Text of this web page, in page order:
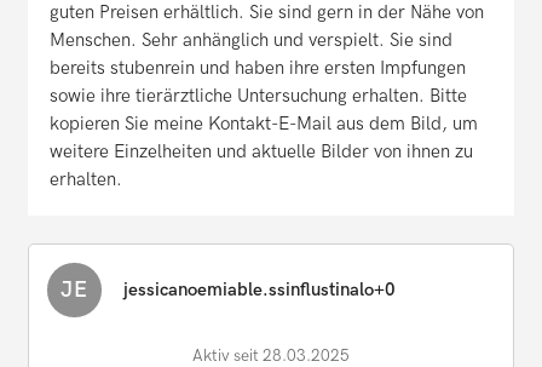
guten Preisen erhältlich. Sie sind gern in der Nähe von
Menschen. Sehr anhänglich und verspielt. Sie sind
bereits stubenrein und haben ihre ersten Impfungen
sowie ihre tierärztliche Untersuchung erhalten. Bitte
kopieren Sie meine Kontakt-E-Mail aus dem Bild, um
weitere Einzelheiten und aktuelle Bilder von ihnen zu
erhalten.
JE jessicanoemiable.ssinflustinalo+0
Aktiv seit 28.03.2025